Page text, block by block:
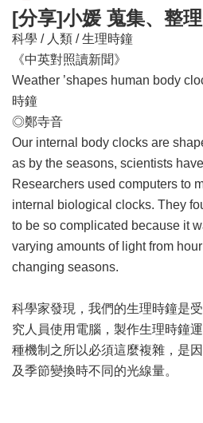
[分享]小媛 蒐集、整
科學 / 人類 / 生理時鐘
《中英對照讀新聞》
Weather ’shapes human body
時鐘
◎鄭寺音
Our internal body clocks are
as by the seasons, scientists
Researchers used computers to
internal biological clocks. They
to be so complicated because it
varying amounts of light from
changing seasons.
科學家發現，我們的生理時鐘是
究人員使用電腦，製作生理時鐘
種機制之所以必須這麼複雜，是
及季節變換時不同的光線量。